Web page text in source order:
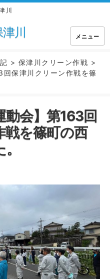
川
川 メニュー
> 保津川クリーン作戦 >
回保津川クリーン作戦を篠
動会】第163回
戦を篠町の西